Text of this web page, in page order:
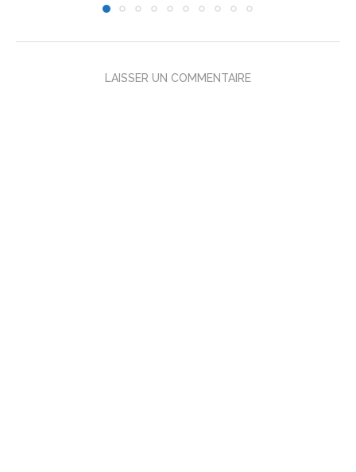
LAISSER UN COMMENTAIRE